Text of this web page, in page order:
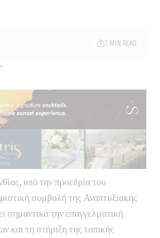
3 MIN READ
υπό την προεδρία του
συμβολή της Αναπτυξιακής
σημαντικά την επαγγελματική
και τη στήριξη της τοπικής